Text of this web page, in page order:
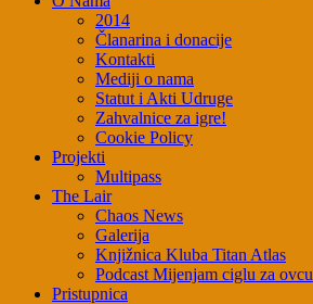
2014
Članarina i donacije
Kontakti
Mediji o nama
Statut i Akti Udruge
Zahvalnice za igre!
Cookie Policy
Projekti
Multipass
The Lair
Chaos News
Galerija
Knjižnica Kluba Titan Atlas
Podcast Mijenjam ciglu za ovcu
Pristupnica